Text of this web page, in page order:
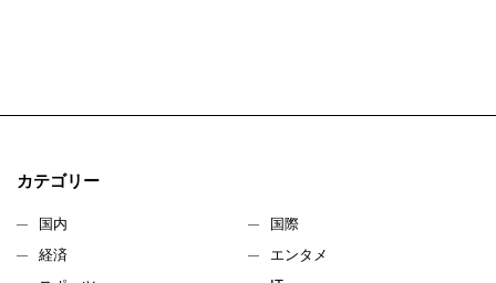
カテゴリー
国内
国際
経済
エンタメ